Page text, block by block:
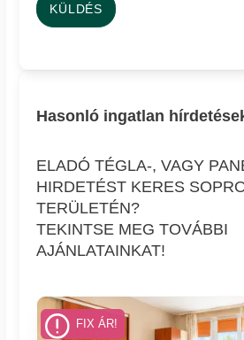
KÜLDÉS
Hasonló ingatlan
ELADÓ TÉGLA-, VAGY
HIRDETÉST KERES
TERÜLETÉN?
TEKINTSE MEG TOVÁBBI
AJÁNLATAINKAT!
FIX ÁR!